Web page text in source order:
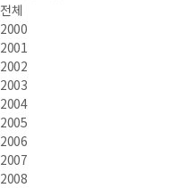
전체
2000
2001
2002
2003
2004
2005
2006
2007
2008